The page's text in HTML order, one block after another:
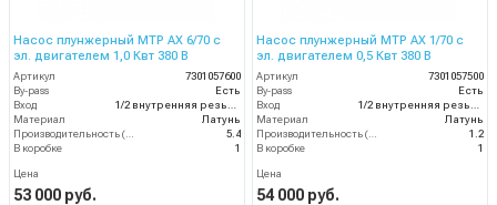
Насос плунжерный MTP AX 6/70 с
эл. двигателем 1,0 Квт 380 В
Артикул
7301057600
By-pass
Есть
Вход
1/2 внутренняя резьба
Материал
Латунь
Производительность (л/мин)
5.4
В коробке
1
Цена
53 000 руб.
Насос плунжерный MTP AX 1/70 с
эл. двигателем 0,5 Квт 380 В
Артикул
7301057500
By-pass
Есть
Вход
1/2 внутренняя резьба
Материал
Латунь
Производительность (л/мин)
1.2
В коробке
1
Цена
54 000 руб.